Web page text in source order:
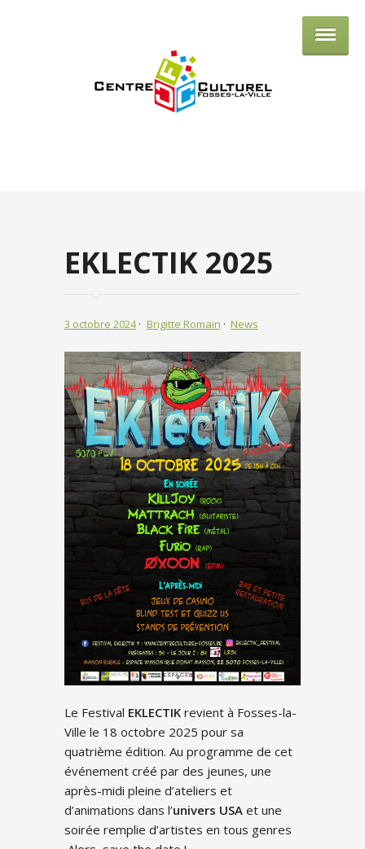
Centre culturel de Fosses-la-Ville
EKLECTIK 2025
3 octobre 2024 Brigitte Romain News
Le Festival EKLECTIK revient à Fosses-la-
Ville le 18 octobre 2025 pour sa
quatrième édition. Au programme de cet
événement créé par des jeunes, une
après-midi pleine d’ateliers et
d’animations dans l’univers USA et une
soirée remplie d’artistes en tous genres